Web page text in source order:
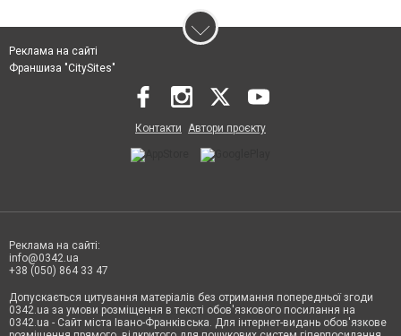
Реклама на сайті
Франшиза "CitySites"
Контакти Автори проєкту
Реклама на сайті:
info@0342.ua
+38 (050) 864 33 47
Допускається цитування матеріалів без отримання попередньої згоди
0342.ua за умови розміщення в тексті обов'язкового посилання на
0342.ua - Сайт міста Івано-Франківська. Для інтернет-видань обов'язкове